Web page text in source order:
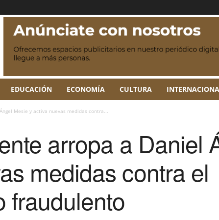
EDUCACIÓN ECONOMÍA CULTURA
Mesie y activa nuevas medidas contra...
arropa a Daniel
medidas contra el
fraudulento